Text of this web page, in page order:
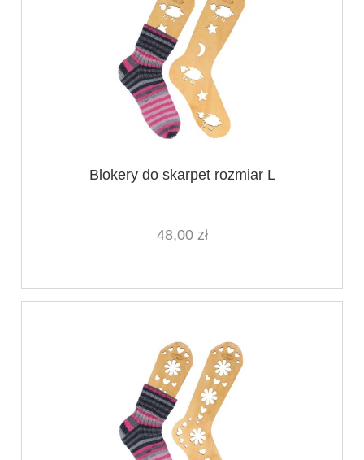
Blokery do skarpet rozmiar L
48,00 zł